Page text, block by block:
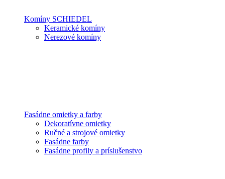
Komíny SCHIEDEL
Keramické komíny
Nerezové komíny
Fasádne omietky a farby
Dekoratívne omietky
Ručné a strojové omietky
Fasádne farby
Fasádne profily a príslušenstvo